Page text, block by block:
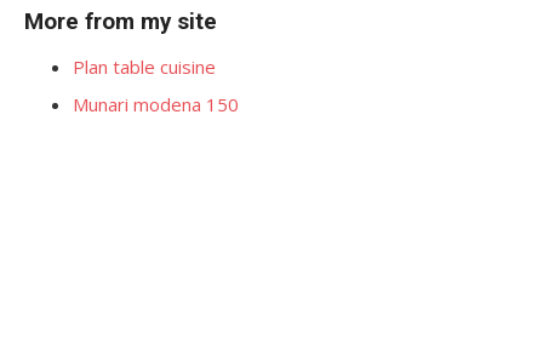
More from my site
Plan table cuisine
Munari modena 150